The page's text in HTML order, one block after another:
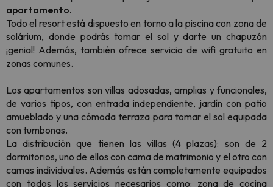
apartamento.
Todo el resort está dispuesto en torno a la piscina con zona de
solárium, donde podrás tomar el sol y darte un chapuzón
¡genial! Además, también ofrece servicio de wifi gratuito en
zonas comunes.
Los apartamentos son villas adosadas, amplias y funcionales,
de varios tipos, con entrada independiente, jardín con patio
amueblado y una cómoda terraza para tomar el sol equipada
con tumbonas.
La distribución que tienen las villas (4 plazas): son de 2
dormitorios, uno de ellos con cama de matrimonio y el otro con
camas individuales. Además están completamente equipados
con todos los servicios necesarios como: zona de cocina